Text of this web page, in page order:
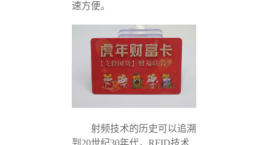
速方便。
射频技术的历史可以追溯
到20世纪30年代，RFID技术